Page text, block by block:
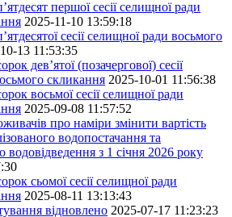
першої сесії селищної ради
2025-11-10 13:59:18
сесії селищної ради восьмого
13 11:53:35
дев’ятої (позачергової) сесії
скликання 2025-10-01 11:56:38
восьмої сесії селищної ради
2025-09-08 11:57:52
про наміри змінити вартість
водопостачання та
водовідведення з 1 січня 2026 року
сьомої сесії селищної ради
2025-08-11 13:13:43
відновлено 2025-07-17 11:23:23